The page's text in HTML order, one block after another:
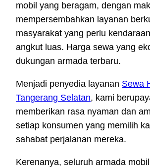
mobil yang beragam, dengan
mempersembahkan layanan
masyarakat yang perlu
angkut luas. Harga sewa yang
dukungan armada terbaru.
Menjadi penyedia layanan Sewa
Tangerang Selatan, kami
memberikan rasa nyaman dan
setiap konsumen yang memilih
sahabat perjalanan mereka.
Kerenanya, seluruh armada